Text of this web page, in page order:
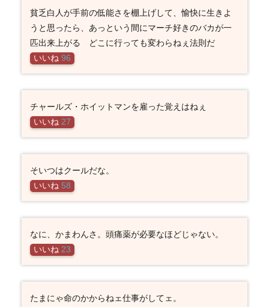
貧乏白人が手前の低能さを棚上げして、愉快に生きよ
うと思ったら、あっという間にマーチ好きのバカが一
匹出来上がる どこに行っても変わらねぇ法則だ
いいね 96
チャールズ・ホイットマンを雇った覚えはねぇ
いいね 27
そいつはクールだな。
いいね 58
なに、かまわんさ。頭痛薬が必要なほどじゃない。
いいね 23
たまにゃ命のかからねェ仕事がしてェ。